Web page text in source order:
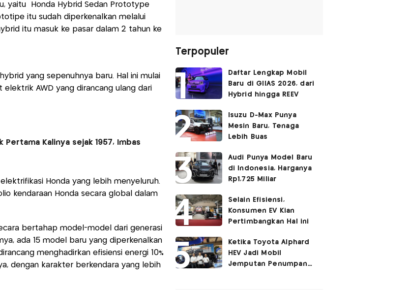
yaitu Honda Hybrid Sedan Prototype
itu sudah diperkenalkan melalui
itu masuk ke pasar dalam 2 tahun ke
yang sepenuhnya baru. Hal ini mulai
AWD yang dirancang ulang dari
Pertama Kalinya sejak 1957, Imbas
Honda yang lebih menyeluruh.
kendaraan Honda secara global dalam
bertahap model-model dari generasi
ada 15 model baru yang diperkenalkan
menghadirkan efisiensi energi 10%
dengan karakter berkendara yang lebih
Terpopuler
Daftar Lengkap Mobil
Baru di GIIAS 2026, dari
Hybrid hingga REEV
Isuzu D-Max Punya
Mesin Baru, Tenaga
Lebih Buas
Audi Punya Model Baru
di Indonesia, Harganya
Rp1,725 Miliar
Selain Efisiensi,
Konsumen EV Kian
Pertimbangkan Hal ini
Ketika Toyota Alphard
HEV Jadi Mobil
Jemputan Penumpang